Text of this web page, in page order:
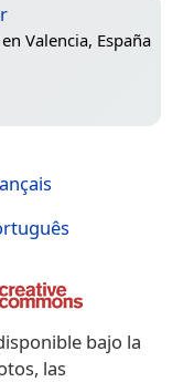
Valencia, España
bajo la
las